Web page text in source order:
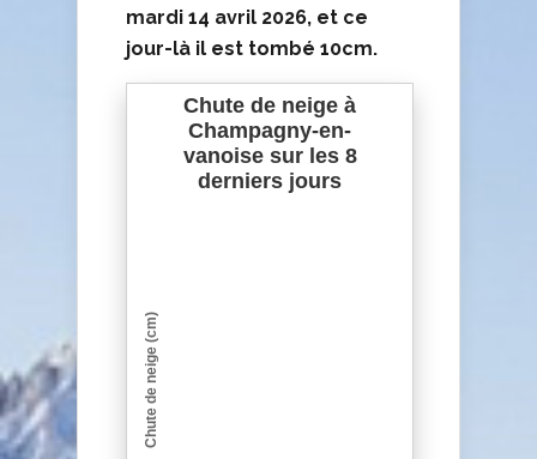
mardi 14 avril 2026, et ce
jour-là il est tombé 10cm.
Chute de neige (cm)
Chute de neige à
Champagny-en-
vanoise sur les 8
derniers jours